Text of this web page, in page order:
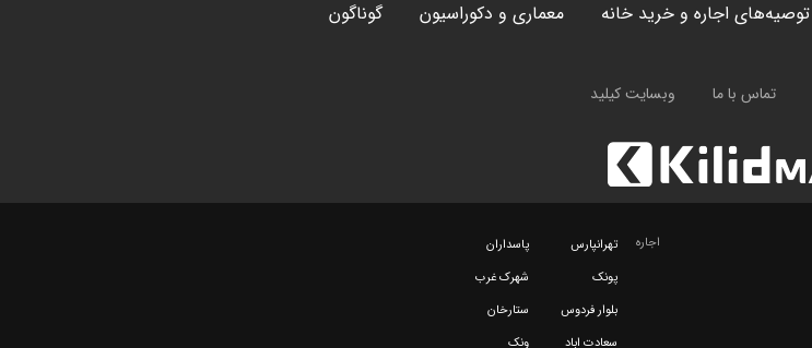
توصیه‌های اجاره و خرید خانه معماری و دکوراسیون گوناگون
تماس با ما وبسایت کیلید
اجاره تهرانپارس
پاسداران
پونک
شهرک غرب
بلوار فردوس
ستارخان
سعادت اباد
ونک